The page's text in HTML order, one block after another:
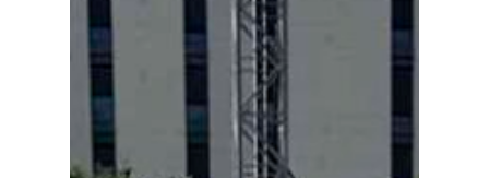
Sucesos
Medio Ambiente
Planeta Rural
Especiales